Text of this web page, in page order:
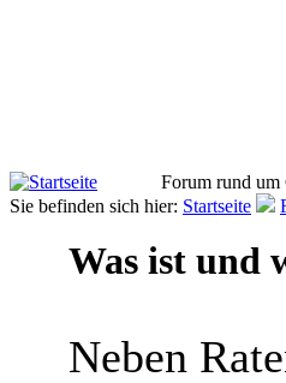
Forum rund um
Sie befinden sich hier: Startseite
Was ist und
Neben